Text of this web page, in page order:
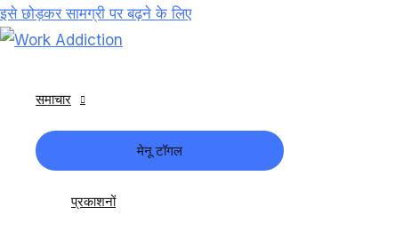
इसे छोड़कर सामग्री पर बढ़ने के लिए
समाचार
मेनू टॉगल
प्रकाशनों